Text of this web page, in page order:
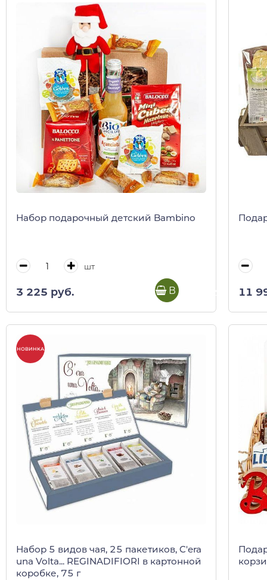
Набор подарочный детский Bambino
шт
3 225 руб. В корзину 11
НОВИНКА
Набор 5 видов чая, 25 пакетиков, C'era
una Volta... REGINADIFIORI в картонной
коробке, 75 г